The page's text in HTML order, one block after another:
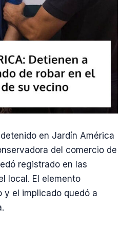
en Jardín América
del comercio de
registrado en las
local. El elemento
y el implicado quedó a